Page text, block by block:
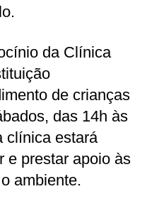
da Clínica
de crianças
das 14h às
clínica estará
e prestar apoio às
ambiente.